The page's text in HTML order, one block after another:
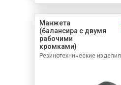
Манжета
(балансира с двумя
рабочими
кромками)
Резинотехнические изделия